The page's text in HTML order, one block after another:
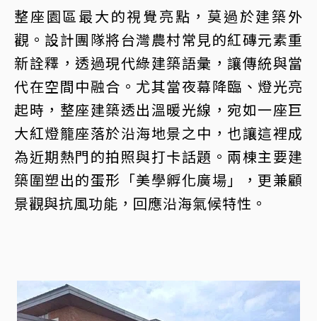
整座園區最大的視覺亮點，莫過於建築外
觀。設計團隊將台灣農村常見的紅磚元素重
新詮釋，透過現代綠建築語彙，讓傳統與當
代在空間中融合。尤其當夜幕降臨、燈光亮
起時，整座建築透出溫暖光線，宛如一座巨
大紅燈籠座落於沿海地景之中，也讓這裡成
為近期熱門的拍照與打卡話題。兩棟主要建
築圍塑出的蛋形「美學孵化廣場」，更兼顧
景觀與抗風功能，回應沿海氣候特性。